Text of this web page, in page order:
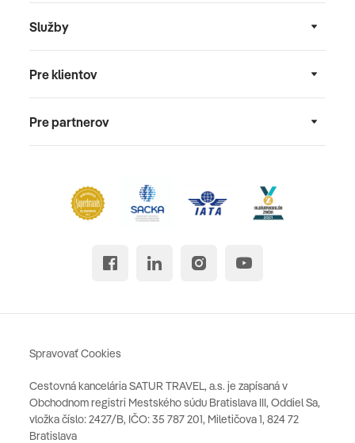
Služby
Pre klientov
Pre partnerov
Cestovná kancelária SATUR TRAVEL, a.s. je zapísaná v
Obchodnom registri Mestského súdu Bratislava III, Oddiel Sa,
vložka číslo: 2427/B, IČO: 35 787 201, Miletičova 1, 824 72
Bratislava
Spravovať Cookies